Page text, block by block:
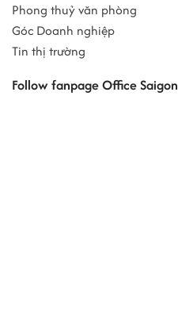
Phong thuỷ văn phòng
Góc Doanh nghiệp
Tin thị trường
Follow fanpage Office Saigon